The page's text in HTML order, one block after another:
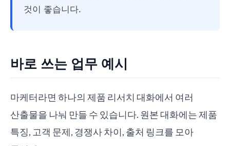
것이 좋습니다.
바로 쓰는 업무 예시
마케터라면 하나의 제품 리서치 대화에서 여러
산출물을 나눠 만들 수 있습니다. 원본 대화에는 제품
특징, 고객 문제, 경쟁사 차이, 출처 링크를 모아